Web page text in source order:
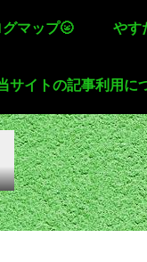
グマップ🌝 やす
サイトの記事利用に